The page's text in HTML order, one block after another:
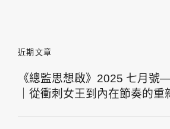
近期文章
《總監思想啟》2025 七月
｜從衝刺女王到內在節奏的重